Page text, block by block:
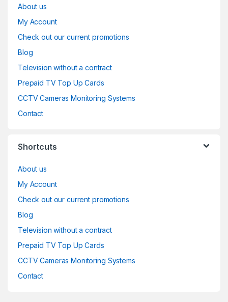
About us
My Account
Check out our current promotions
Blog
Television without a contract
Prepaid TV Top Up Cards
CCTV Cameras Monitoring Systems
Contact
Shortcuts
About us
My Account
Check out our current promotions
Blog
Television without a contract
Prepaid TV Top Up Cards
CCTV Cameras Monitoring Systems
Contact